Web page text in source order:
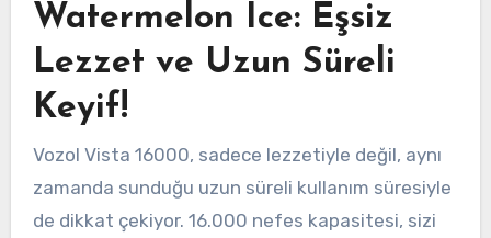
Watermelon Ice: Eşsiz
Lezzet ve Uzun Süreli
Keyif!
Vozol Vista 16000, sadece lezzetiyle değil, aynı
zamanda sunduğu uzun süreli kullanım süresiyle
de dikkat çekiyor. 16.000 nefes kapasitesi, sizi